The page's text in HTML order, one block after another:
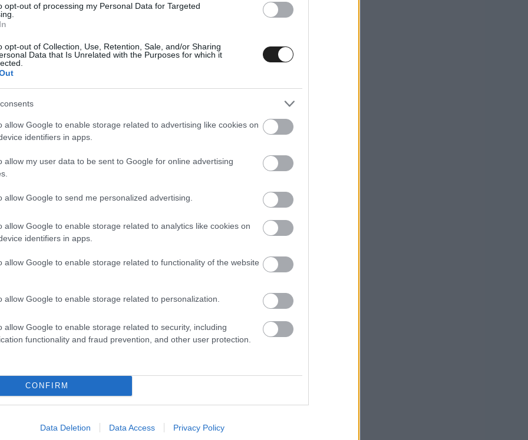
opt-out of processing my Personal Data for Targeted
opt-out of Collection, Use, Retention, Sale, and/or Sharing
Data that Is Unrelated with the Purposes for which it
allow Google to enable storage related to advertising like cookies on
identifiers in apps.
allow my user data to be sent to Google for online advertising
allow Google to send me personalized advertising.
allow Google to enable storage related to analytics like cookies on
identifiers in apps.
allow Google to enable storage related to functionality of the website
allow Google to enable storage related to personalization.
allow Google to enable storage related to security, including
functionality and fraud prevention, and other user protection.
CONFIRM
Data Deletion Data Access Privacy Policy
kieső versenyhétvégét, és két olyan
az eredeti naptár szerint nem lettek
kéthónapos szünet várt volna a
így viszont nem is csökken a program,
számolhatnak.
Cadillac által az IndyCarból áthozott és
Colton Herta számításait. Az amerikai eddig
színeiben idén is rajthoz álljon a május
számára az, és az előző, kvalifikációs
kanadai F2-es futamon lesz jelenése, le
egyik leghíresebb autóversenyén, amelyen
de ez a sorozat néhány év múlva gyorsabb is